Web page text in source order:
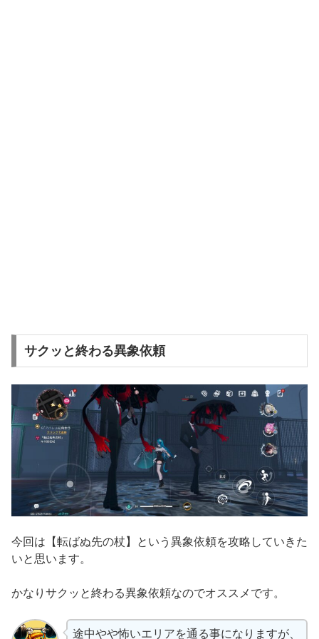
サクッと終わる異象依頼
今回は【転ばぬ先の杖】という異象依頼を攻略していきた
いと思います。
かなりサクッと終わる異象依頼なのでオススメです。
途中やや怖いエリアを通る事になりますが、